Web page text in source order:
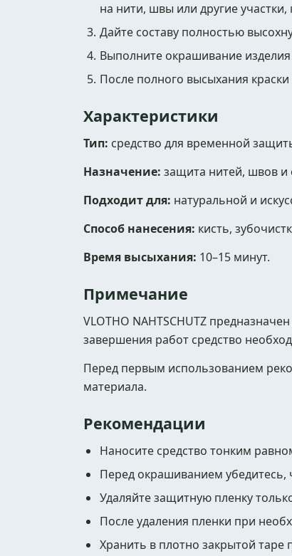
на нити, швы или другие
Дайте составу полностью
Выполните окрашивание
После полного высыхания
Характеристики
Тип: средство для временной
Назначение: защита нитей, швов и
Подходит для: натуральной и
Способ нанесения: кисть,
Время высыхания: 10–15 минут.
Примечание
VLOTHO NAHTSCHUTZ
завершения работ средство
Перед первым использованием
материала.
Рекомендации
Наносите средство тонким
Перед окрашиванием убедитесь,
Удаляйте защитную пленку
После удаления пленки при
Хранить в плотно закрытой таре